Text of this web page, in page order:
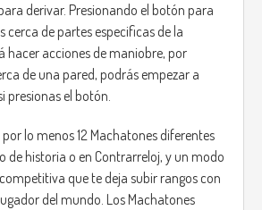
derivar. Presionando el botón para
cerca de partes especificas de la
hacer acciones de maniobre, por
de una pared, podrás empezar a
presionas el botón.
lo menos 12 Machatones diferentes
de historia o en Contrarreloj, y un modo
que te deja subir rangos con
del mundo. Los Machatones